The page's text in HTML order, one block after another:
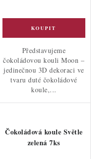
Představujeme
čokoládovou kouli Moon –
jedinečnou 3D dekoraci ve
tvaru duté čokoládové
koule,...
Čokoládová koule Světle
zelená 7ks